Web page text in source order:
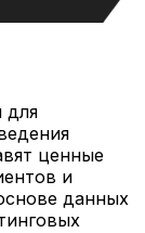
для
ценные
и
данных